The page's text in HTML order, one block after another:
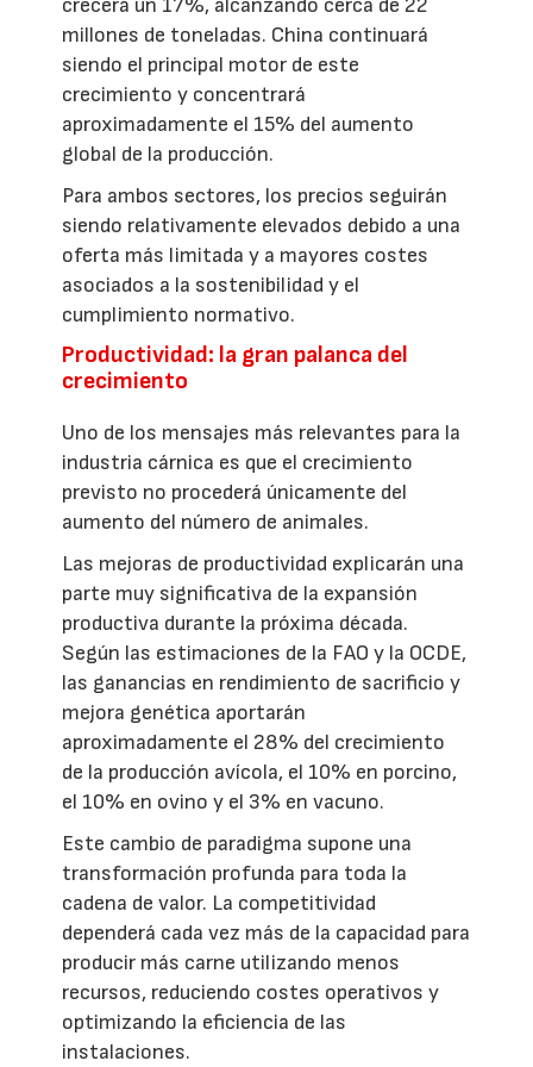
crecerá un 17%, alcanzando cerca de 22
millones de toneladas. China continuará
siendo el principal motor de este
crecimiento y concentrará
aproximadamente el 15% del aumento
global de la producción.
Para ambos sectores, los precios seguirán
siendo relativamente elevados debido a una
oferta más limitada y a mayores costes
asociados a la sostenibilidad y el
cumplimiento normativo.
Productividad: la gran palanca del
crecimiento
Uno de los mensajes más relevantes para la
industria cárnica es que el crecimiento
previsto no procederá únicamente del
aumento del número de animales.
Las mejoras de productividad explicarán una
parte muy significativa de la expansión
productiva durante la próxima década.
Según las estimaciones de la FAO y la OCDE,
las ganancias en rendimiento de sacrificio y
mejora genética aportarán
aproximadamente el 28% del crecimiento
de la producción avícola, el 10% en porcino,
el 10% en ovino y el 3% en vacuno.
Este cambio de paradigma supone una
transformación profunda para toda la
cadena de valor. La competitividad
dependerá cada vez más de la capacidad para
producir más carne utilizando menos
recursos, reduciendo costes operativos y
optimizando la eficiencia de las
instalaciones.